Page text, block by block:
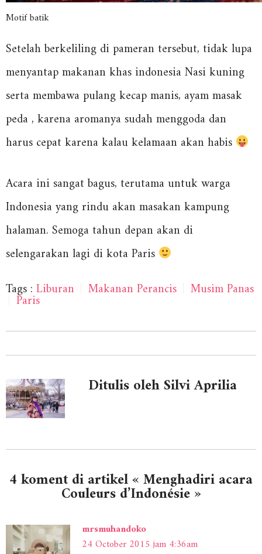
Motif batik
Setelah berkeliling di pameran tersebut, tidak lupa
menyantap makanan khas indonesia Nasi kuning
serta membawa pulang kecap manis, ayam masak
peda , karena aromanya sudah menggoda dan
harus cepat karena kalau kelamaan akan habis
Acara ini sangat bagus, terutama untuk warga
Indonesia yang rindu akan masakan kampung
halaman. Semoga tahun depan akan di
selengarakan lagi di kota Paris
Tags : Liburan Makanan Perancis Musim Panas
Paris
Ditulis oleh Silvi Aprilia
4 koment di artikel « Menghadiri acara
Couleurs d’Indonésie »
mrsmuhandoko
24 October 2015 jam 4:36am